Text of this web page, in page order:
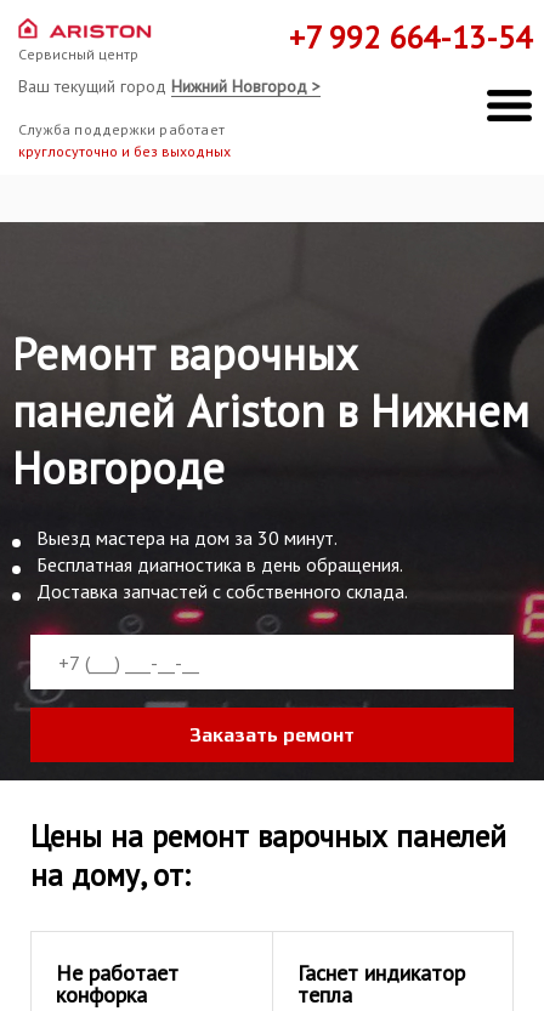
Сервисный центр
Ваш текущий город Нижний Новгород >
Служба поддержки работает
круглосуточно и без выходных
+7 992 664-13-54
Ремонт варочных
панелей Ariston в Нижнем
Новгороде
Выезд мастера на дом за 30 минут.
Бесплатная диагностика в день обращения.
Доставка запчастей с собственного склада.
Заказать ремонт
Цены на ремонт варочных панелей
на дому, от:
Не работает
конфорка
Гаснет индикатор
тепла